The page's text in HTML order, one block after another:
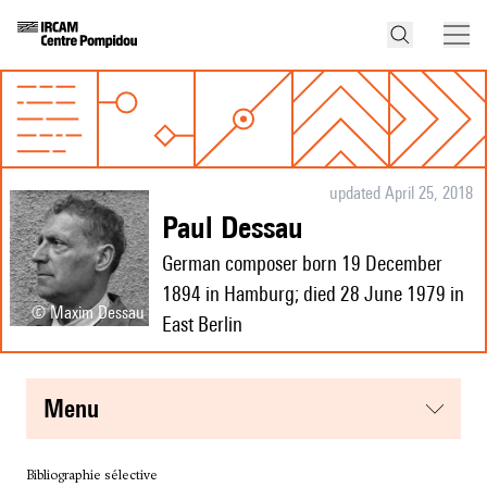
© Maxim Dessau
updated April 25, 2018
Paul Dessau
German composer born 19 December
1894 in Hamburg; died 28 June 1979 in
East Berlin
menu
Bibliographie sélective